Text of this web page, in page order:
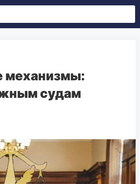
механизмы:
судам